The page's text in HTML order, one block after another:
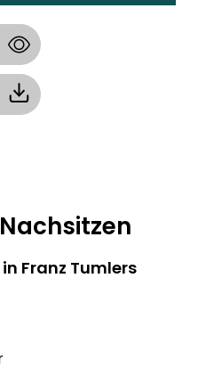
Franz Tumlers